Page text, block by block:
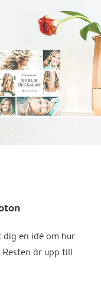
en idé om hur
är upp till